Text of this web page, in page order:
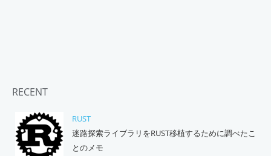
RECENT
RUST
迷路探索ライブラリをRUST移植するために調べたこ
とのメモ